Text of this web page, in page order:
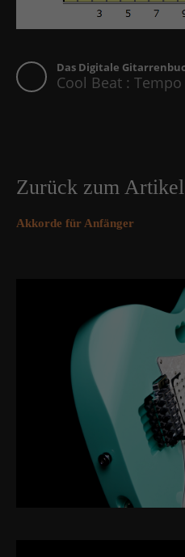
Zurück zum Artikel
Akkorde für Anfänger